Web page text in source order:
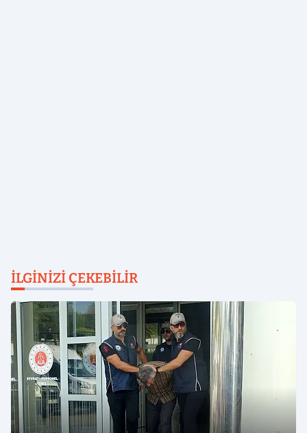
İLGINIZI ÇEKEBILIR